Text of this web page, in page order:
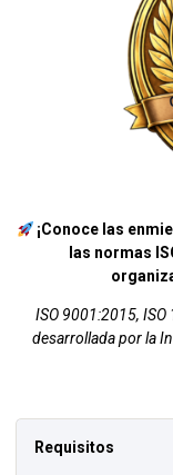
¡Conoce las
las normas
ISO 9001:2015,
desarrollada por la
Requisitos